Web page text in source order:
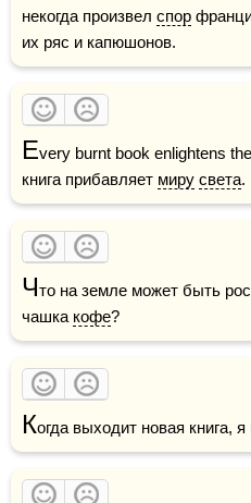
некогда произвел спор
их ряс и капюшонов.
Every burnt book enlightens
книга прибавляет миру света.
Что на земле может быть
чашка кофе?
Когда выходит новая книга,